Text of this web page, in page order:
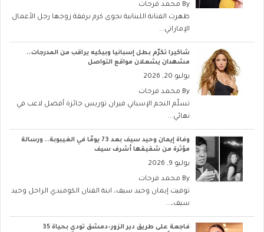
By محمد فرحات
ظهرت الفنانة اللبنانية نجوى كرم برفقة زوجها رجل الأعمال
الإماراتي...
شاكيرا تكرّم بطل إسبانيا وبيكيه يراقب من المدرجات..
مشهدان يشعلان مواقع التواصل
يوليو 20, 2026
By محمد فرحات
تسلّم النجم الإسباني فيران توريس جائزة أفضل لاعب في
نهائي...
وفاة إيمان وحيد سيف بعد 73 يومًا في الغيبوبة.. ورسالة
مؤثرة من شقيقها أشرف سيف
يوليو 9, 2026
By محمد فرحات
توفيت إيمان وحيد سيف، ابنة الفنان الكوميدي الراحل وحيد
سيف،...
فاجعة على طريق دير الزور–دمشق تودي بحياة 35